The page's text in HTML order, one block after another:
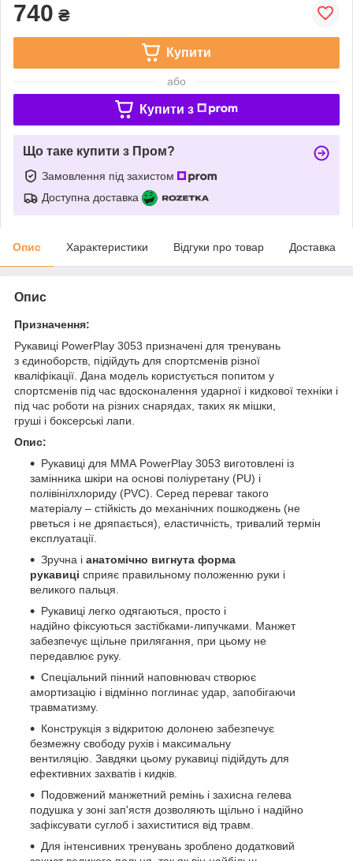
740 ₴
Купити
або
Купити з
Що таке купити з Пром?
Замовлення під захистом
Доступна доставка
Опис Характеристики Відгуки про товар Доставка
Опис
Призначення:
Рукавиці PowerPlay 3053 призначені для тренувань
з єдиноборств, підійдуть для спортсменів різної
кваліфікації. Дана модель користується попитом у
спортсменів під час вдосконалення ударної і кидкової техніки і
під час роботи на різних снарядах, таких як мішки,
груші і боксерські лапи.
Опис:
Рукавиці для ММА PowerPlay 3053 виготовлені із
замінника шкіри на основі поліуретану (PU) і
полівінілхлориду (PVC). Серед переваг такого
матеріалу – стійкість до механічних пошкоджень (не
рветься і не дряпається), еластичність, тривалий термін
експлуатації.
Зручна і анатомічно вигнута форма
рукавиці сприяє правильному положенню руки і
великого пальця.
Рукавиці легко одягаються, просто і
надійно фіксуються застібками-липучками. Манжет
забезпечує щільне прилягання, при цьому не
передавлює руку.
Спеціальний пінний наповнювач створює
амортизацію і відмінно поглинає удар, запобігаючи
травматизму.
Конструкція з відкритою долонею забезпечує
безмежну свободу рухів і максимальну
вентиляцію. Завдяки цьому рукавиці підійдуть для
ефективних захватів і кидків.
Подовжений манжетний ремінь і захисна гелева
подушка у зоні зап'ястя дозволяють щільно і надійно
зафіксувати суглоб і захиститися від травм.
Для інтенсивних тренувань зроблено додатковий